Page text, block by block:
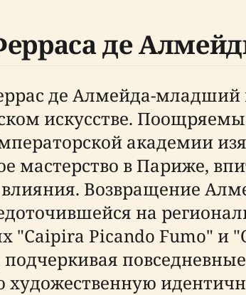
де
де Алмейда-
искусстве.
академии
мастерство в Париже,
влияния. Возвращение
на
Picando Fumo" и